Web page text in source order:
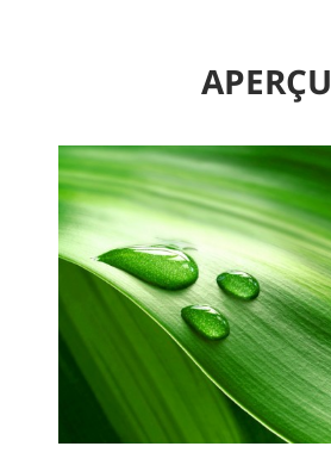
APERÇU